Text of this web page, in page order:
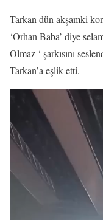
Tarkan dün akşamki
‘Orhan Baba’ diye
Olmaz ‘ şarkısını
Tarkan’a eşlik etti.